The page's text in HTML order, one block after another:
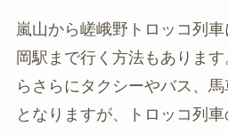
嵐山から嵯峨野トロッコ列
岡駅まで行く方法もありま
らさらにタクシーやバス、
となりますが、トロッコ列